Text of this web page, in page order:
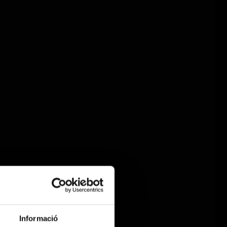
Informació